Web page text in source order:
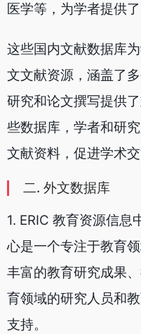
医学等，为学者提供
这些国内文献数据库
文文献资源，涵盖了
研究和论文撰写提供
些数据库，学者和研
文献资料，促进学术交
二. 外文数据库
1. ERIC 教育资源信息
心是一个专注于教育
丰富的教育研究成果
育领域的研究人员和
支持。